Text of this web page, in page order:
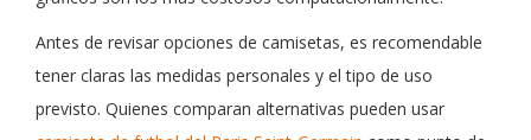
Antes de revisar opciones de camisetas, es recomendable
tener claras las medidas personales y el tipo de uso
previsto. Quienes comparan alternativas pueden usar